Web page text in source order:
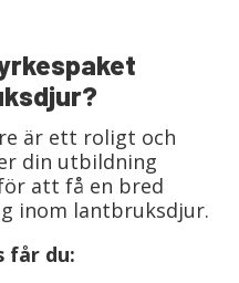
är ett roligt och
din utbildning
att få en bred
inom lantbruksdjur.
får du: